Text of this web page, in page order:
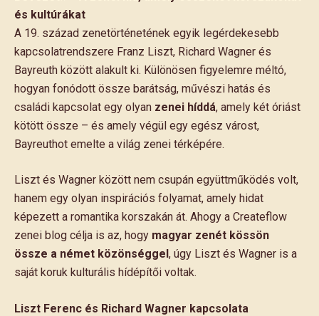
és kultúrákat
A 19. század zenetörténetének egyik legérdekesebb
kapcsolatrendszere Franz Liszt, Richard Wagner és
Bayreuth között alakult ki. Különösen figyelemre méltó,
hogyan fonódott össze barátság, művészi hatás és
családi kapcsolat egy olyan zenei híddá, amely két óriást
kötött össze – és amely végül egy egész várost,
Bayreuthot emelte a világ zenei térképére.
Liszt és Wagner között nem csupán együttműködés volt,
hanem egy olyan inspirációs folyamat, amely hidat
képezett a romantika korszakán át. Ahogy a Createflow
zenei blog célja is az, hogy magyar zenét kössön
össze a német közönséggel, úgy Liszt és Wagner is a
saját koruk kulturális hídépítői voltak.
Liszt Ferenc és Richard Wagner kapcsolata